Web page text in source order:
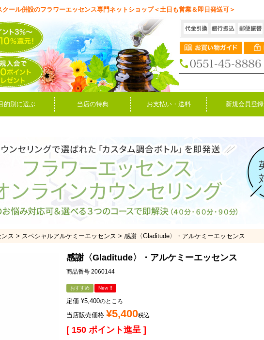
ール併設のフラワーエッセンス専門ネットショップ＜土日も営業＆即日発送可＞
的別に選ぶ 当店の特典 お支払い・送料 新規会員登録
ス スペシャルアルケミーエッセンス 感謝〈Gladitude〉・アルケミーエッセンス
感謝〈Gladitude〉・アルケミーエッセンス
商品番号 2060144
おすすめ New !!
定価 ¥5,400のところ
当店販売価格 ¥5,400税込
[ 150 ポイント進呈 ]